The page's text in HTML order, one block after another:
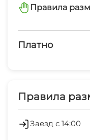
Детский
Мангал/
стульчики
Правила
Платно
Правила
Заезд с 14:00